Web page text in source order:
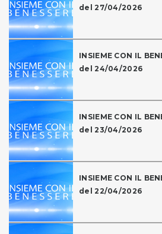
del 27/04/2026
INSIEME CON IL
del 24/04/2026
INSIEME CON IL
del 23/04/2026
INSIEME CON IL
del 22/04/2026